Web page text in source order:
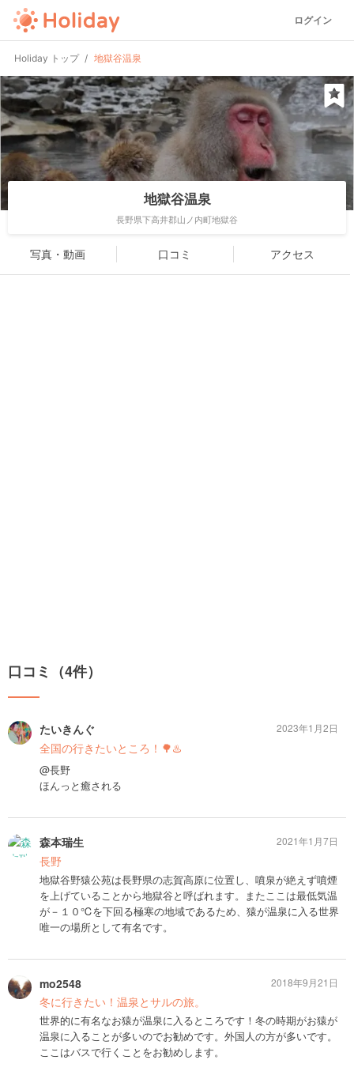
ログイン
Holiday トップ 地獄谷温泉
地獄谷温泉
長野県下高井郡山ノ内町地獄谷
写真・動画 口コミ アクセス
口コミ（4件）
たいきんぐ
全国の行きたいところ！🌳♨️
@長野
ほんっと癒される
2023年1月2日
森本瑞生
長野
地獄谷野猿公苑は長野県の志賀高原に位置し、噴泉が絶えず噴煙
を上げていることから地獄谷と呼ばれます。またここは最低気温
が－１０℃を下回る極寒の地域であるため、猿が温泉に入る世界
唯一の場所として有名です。
2021年1月7日
mo2548
冬に行きたい！温泉とサルの旅。
世界的に有名なお猿が温泉に入るところです！冬の時期がお猿が
温泉に入ることが多いのでお勧めです。外国人の方が多いです。
ここはバスで行くことをお勧めします。
2018年9月21日